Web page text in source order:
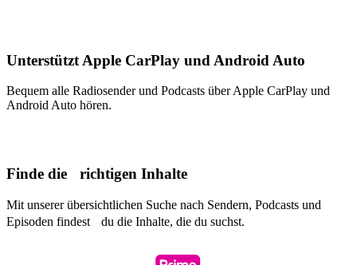
Unterstützt Apple CarPlay und Android Auto
Bequem alle Radiosender und Podcasts über Apple CarPlay und
Android Auto hören.
Finde die richtigen Inhalte
Mit unserer übersichtlichen Suche nach Sendern, Podcasts und
Episoden findest du die Inhalte, die du suchst.